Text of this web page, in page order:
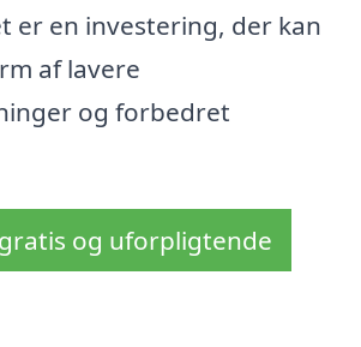
er en investering, der kan
af lavere
og forbedret
og uforpligtende